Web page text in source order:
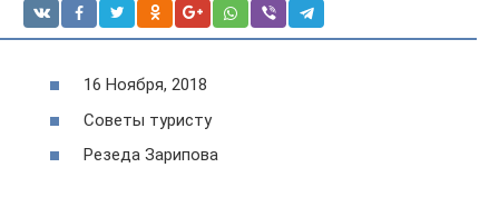
16 Ноября, 2018
Советы туристу
Резеда Зарипова